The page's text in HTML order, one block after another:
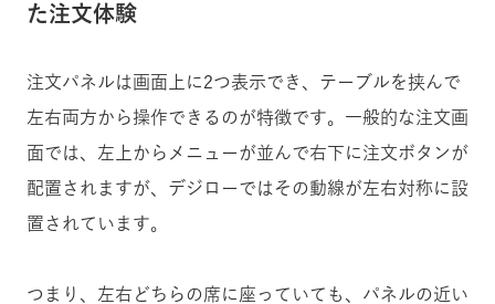
た注文体験
注文パネルは画面上に2つ表示でき、テーブルを挟んで
左右両方から操作できるのが特徴です。一般的な注文画
面では、左上からメニューが並んで右下に注文ボタンが
配置されますが、デジローではその動線が左右対称に設
置されています。
つまり、左右どちらの席に座っていても、パネルの近い